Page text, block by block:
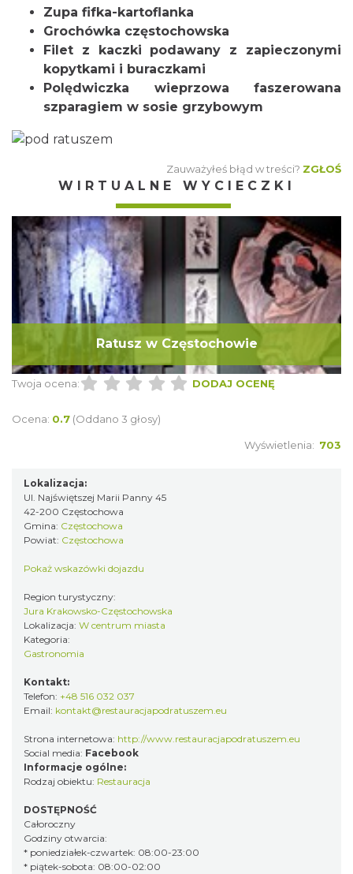
Zupa fifka-kartoflanka
Grochówka częstochowska
Filet z kaczki podawany z zapieczonymi
kopytkami i buraczkami
Polędwiczka wieprzowa faszerowana
szparagiem w sosie grzybowym
Zauważyłeś błąd w treści? ZGŁOŚ
WIRTUALNE WYCIECZKI
Ratusz w Częstochowie
Twoja ocena: DODAJ OCENĘ
Ocena: 0.7 (Oddano 3 głosy)
Wyświetlenia: 703
Lokalizacja:
Ul. Najświętszej Marii Panny 45
42-200 Częstochowa
Gmina: Częstochowa
Powiat: Częstochowa
Pokaż wskazówki dojazdu
Region turystyczny:
Jura Krakowsko-Częstochowska
Lokalizacja: W centrum miasta
Kategoria:
Gastronomia
Kontakt:
Telefon: +48 516 032 037
Email: kontakt@restauracjapodratuszem.eu
Strona internetowa: http://www.restauracjapodratuszem.eu
Social media: Facebook
Informacje ogólne:
Rodzaj obiektu: Restauracja
DOSTĘPNOŚĆ
Całoroczny
Godziny otwarcia:
* poniedziałek-czwartek: 08:00-23:00
* piątek-sobota: 08:00-02:00